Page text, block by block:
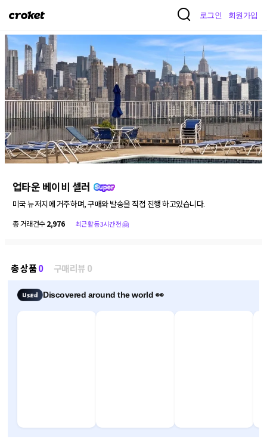
크
켓
로그인 회원가입
업타운 베이비 셀러
총 거래건수2,976 최근 활동 3시간 전 🤗
총 상품0 구매리뷰 0
Discovered around the world 👀